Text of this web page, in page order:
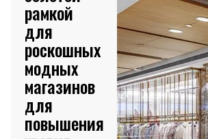
рамкой
для
роскошных
модных
магазинов
для
повышения